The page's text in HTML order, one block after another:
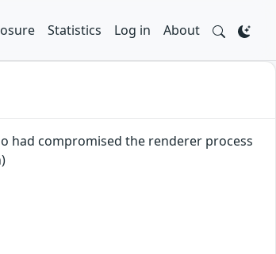
Statistics Log in About
had compromised the renderer process